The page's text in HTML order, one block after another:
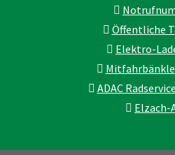
Öffentliche
Elektro-
ADAC
Elzach-